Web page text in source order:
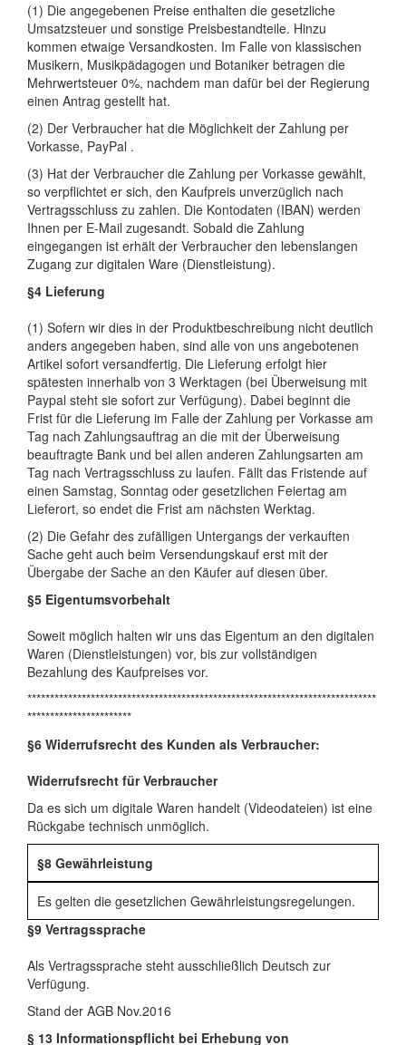
(1) Die angegebenen Preise enthalten die gesetzliche
Umsatzsteuer und sonstige Preisbestandteile. Hinzu
kommen etwaige Versandkosten. Im Falle von klassischen
Musikern, Musikpädagogen und Botaniker betragen die
Mehrwertsteuer 0%, nachdem man dafür bei der Regierung
einen Antrag gestellt hat.
(2) Der Verbraucher hat die Möglichkeit der Zahlung per
Vorkasse, PayPal .
(3) Hat der Verbraucher die Zahlung per Vorkasse gewählt,
so verpflichtet er sich, den Kaufpreis unverzüglich nach
Vertragsschluss zu zahlen. Die Kontodaten (IBAN) werden
Ihnen per E-Mail zugesandt. Sobald die Zahlung
eingegangen ist erhält der Verbraucher den lebenslangen
Zugang zur digitalen Ware (Dienstleistung).
§4 Lieferung
(1) Sofern wir dies in der Produktbeschreibung nicht deutlich
anders angegeben haben, sind alle von uns angebotenen
Artikel sofort versandfertig. Die Lieferung erfolgt hier
spätesten innerhalb von 3 Werktagen (bei Überweisung mit
Paypal steht sie sofort zur Verfügung). Dabei beginnt die
Frist für die Lieferung im Falle der Zahlung per Vorkasse am
Tag nach Zahlungsauftrag an die mit der Überweisung
beauftragte Bank und bei allen anderen Zahlungsarten am
Tag nach Vertragsschluss zu laufen. Fällt das Fristende auf
einen Samstag, Sonntag oder gesetzlichen Feiertag am
Lieferort, so endet die Frist am nächsten Werktag.
(2) Die Gefahr des zufälligen Untergangs der verkauften
Sache geht auch beim Versendungskauf erst mit der
Übergabe der Sache an den Käufer auf diesen über.
§5 Eigentumsvorbehalt
Soweit möglich halten wir uns das Eigentum an den digitalen
Waren (Dienstleistungen) vor, bis zur vollständigen
Bezahlung des Kaufpreises vor.
*****************************************************************************
***********************
§6 Widerrufsrecht des Kunden als Verbraucher:
Widerrufsrecht für Verbraucher
Da es sich um digitale Waren handelt (Videodateien) ist eine
Rückgabe technisch unmöglich.
§8 Gewährleistung
Es gelten die gesetzlichen Gewährleistungsregelungen.
§9 Vertragssprache
Als Vertragssprache steht ausschließlich Deutsch zur
Verfügung.
Stand der AGB Nov.2016
§ 13 Informationspflicht bei Erhebung von